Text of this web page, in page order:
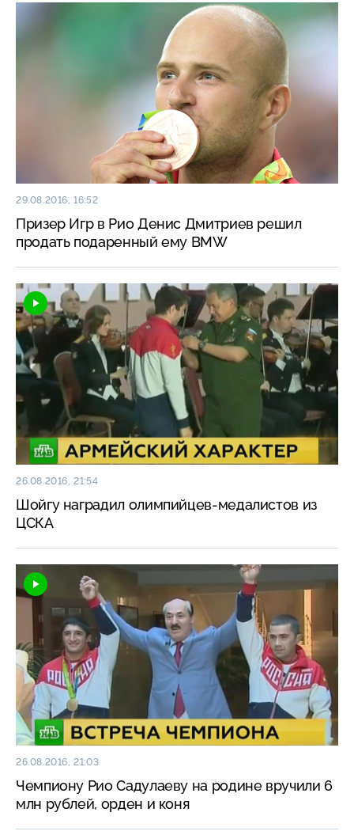
29.08.2016, 16:52
Призер Игр в Рио Денис Дмитриев решил
продать подаренный ему BMW
26.08.2016, 21:54
Шойгу наградил олимпийцев-медалистов из
ЦСКА
26.08.2016, 21:03
Чемпиону Рио Садулаеву на родине вручили 6
млн рублей, орден и коня